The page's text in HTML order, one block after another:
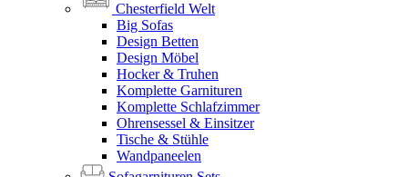
Chesterfield Welt
Big Sofas
Design Betten
Design Möbel
Hocker & Truhen
Komplette Garnituren
Komplette Schlafzimmer
Ohrensessel & Einsitzer
Tische & Stühle
Wandpaneelen